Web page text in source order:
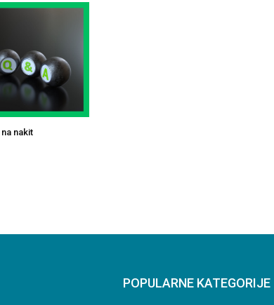
nakit
POPULARNE KATEGORIJE